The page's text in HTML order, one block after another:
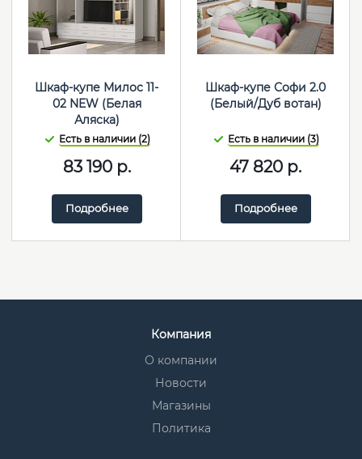
Шкаф-купе Милос 11-
02 NEW (Белая
Аляска)
Есть в наличии (2)
83 190р.
Подробнее
Шкаф-купе Софи 2.0
(Белый/Дуб вотан)
Есть в наличии (3)
47 820 р.
Подробнее
Компания
О компании
Новости
Магазины
Политика